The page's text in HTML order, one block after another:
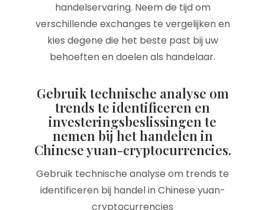
handelservaring. Neem de tijd om
verschillende exchanges te vergelijken en
kies degene die het beste past bij uw
behoeften en doelen als handelaar.
Gebruik technische analyse om
trends te identificeren en
investeringsbeslissingen te
nemen bij het handelen in
Chinese yuan-cryptocurrencies.
Gebruik technische analyse om trends te
identificeren bij handel in Chinese yuan-
cryptocurrencies